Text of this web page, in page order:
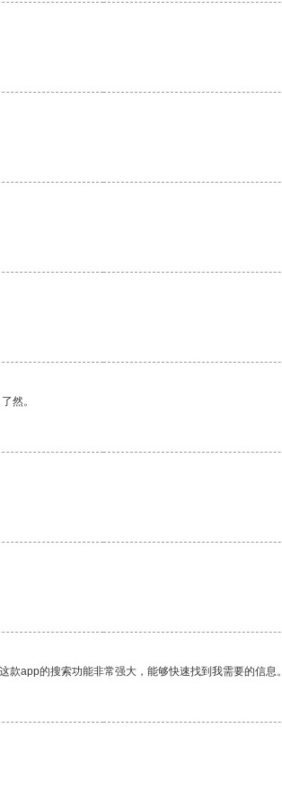
然。
app的搜索功能非常强大，能够快速找到我需要的信息。